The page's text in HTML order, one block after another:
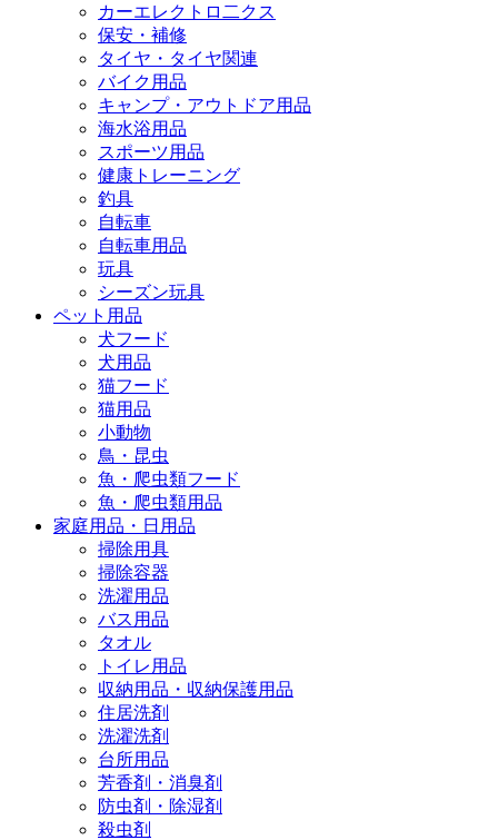
カーエレクトロ二クス
保安・補修
タイヤ・タイヤ関連
バイク用品
キャンプ・アウトドア用品
海水浴用品
スポーツ用品
健康トレーニング
釣具
自転車
自転車用品
玩具
シーズン玩具
ペット用品
犬フード
犬用品
猫フード
猫用品
小動物
鳥・昆虫
魚・爬虫類フード
魚・爬虫類用品
家庭用品・日用品
掃除用具
掃除容器
洗濯用品
バス用品
タオル
トイレ用品
収納用品・収納保護用品
住居洗剤
洗濯洗剤
台所用品
芳香剤・消臭剤
防虫剤・除湿剤
殺虫剤